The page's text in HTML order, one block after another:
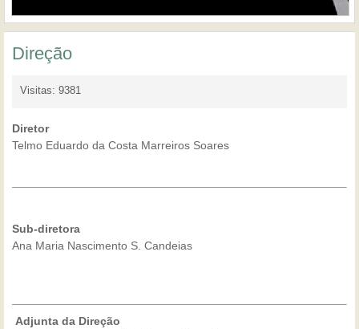
Direção
Visitas: 9381
Diretor
Telmo Eduardo da Costa Marreiros Soares
Sub-diretora
Ana Maria Nascimento S. Candeias
Adjunta da Direção